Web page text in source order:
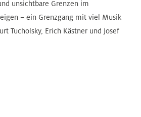
unsichtbare Grenzen im
– ein Grenzgang mit viel Musik
Tucholsky, Erich Kästner und Josef